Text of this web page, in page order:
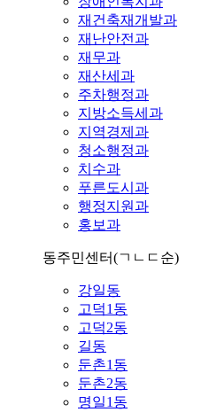
재건축재개발과
재난안전과
재무과
재산세과
주차행정과
지방소득세과
지역경제과
청소행정과
치수과
푸른도시과
행정지원과
홍보과
동주민센터(ㄱㄴㄷ순)
강일동
고덕1동
고덕2동
길동
둔촌1동
둔촌2동
명일1동